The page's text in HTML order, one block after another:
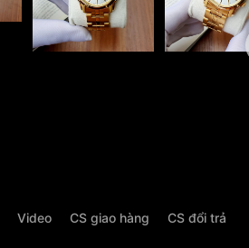
Video CS giao hàng CS đổi trả